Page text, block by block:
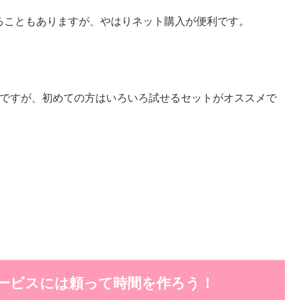
ともありますが、やはりネット購入が便利です。
すが、初めての方はいろいろ試せるセットがオススメで
ビスには頼って時間を作ろう！